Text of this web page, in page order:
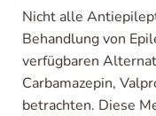
Nicht alle
Behandlung von
verfügbaren
Carbamazepin,
betrachten. Diese